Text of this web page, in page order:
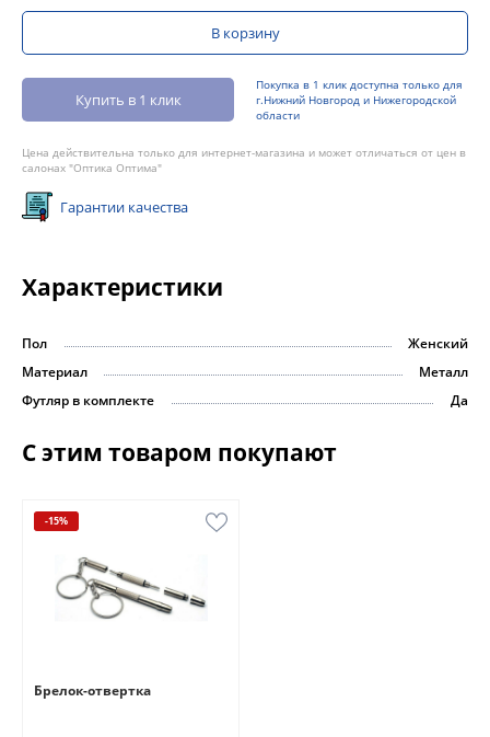
В корзину
Купить в 1 клик
Покупка в 1 клик доступна только для
г.Нижний Новгород и Нижегородской
области
Цена действительна только для интернет-магазина и может отличаться от цен в
салонах "Оптика Оптима"
Гарантии качества
Характеристики
Пол
Женский
Материал
Металл
Футляр в комплекте
Да
С этим товаром покупают
-15%
Брелок-отвертка